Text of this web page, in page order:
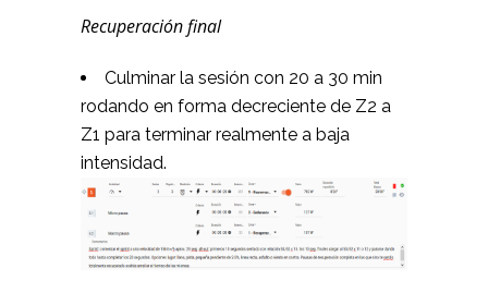
Recuperación final
Culminar la sesión con 20 a 30 min
rodando en forma decreciente de Z2 a
Z1 para terminar realmente a baja
intensidad.